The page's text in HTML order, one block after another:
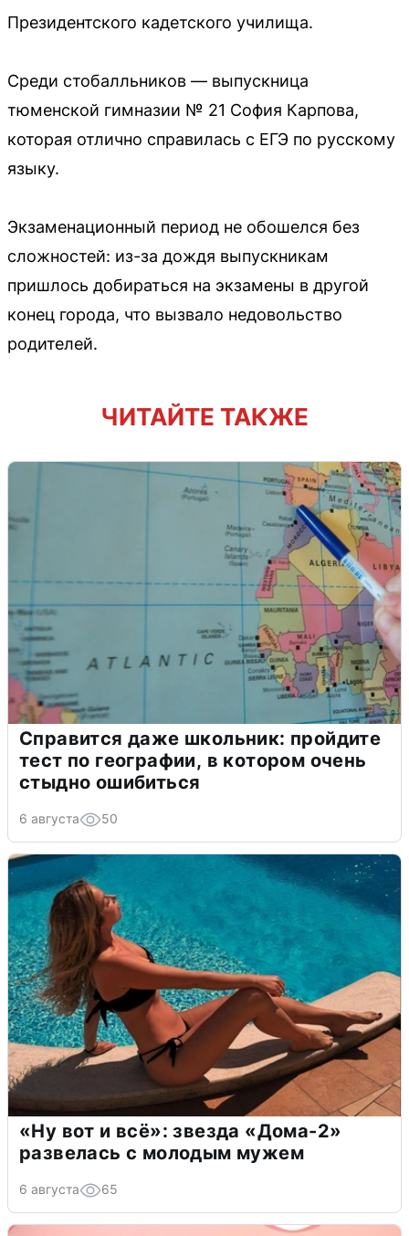
Президентского кадетского училища.
Среди стобалльников — выпускница
тюменской гимназии № 21 София Карпова,
которая отлично справилась с ЕГЭ по русскому
языку.
Экзаменационный период не обошелся без
сложностей: из-за дождя выпускникам
пришлось добираться на экзамены в другой
конец города, что вызвало недовольство
родителей.
ЧИТАЙТЕ ТАКЖЕ
Справится даже школьник: пройдите
тест по географии, в котором очень
стыдно ошибиться
6 августа 50
«Ну вот и всё»: звезда «Дома-2»
развелась с молодым мужем
6 августа 65